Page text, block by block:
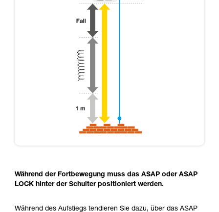
Während der Fortbewegung muss das ASAP oder ASAP
LOCK hinter der Schulter positioniert werden.
Während des Aufstiegs tendieren Sie dazu, über das ASAP